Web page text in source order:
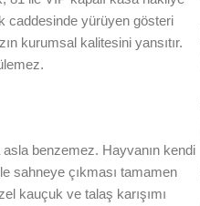
caddesinde yürüyen gösteri
kurumsal kalitesini yansıtır.
asla benzemez. Hayvanın kendi
sahneye çıkması tamamen
kauçuk ve talaş karışımı